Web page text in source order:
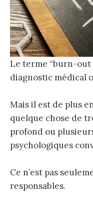
Le terme “burn-out
diagnostic médical
Mais il est de plus
quelque chose de
profond ou
psychologiques
Ce n’est pas
responsables.